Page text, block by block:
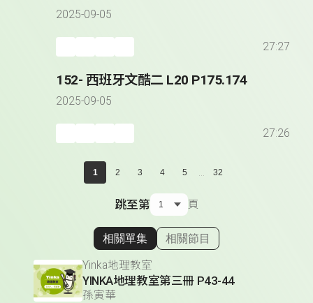
2025-09-05
27:27
152- 西班牙文酷二 L20 P175.174
2025-09-05
27:26
1 2 3 4 5 ... 32
跳至第 頁
顯示相關單集
相關單集 相關節目
Yinka地理教室
YINKA地理教室第三冊 P43-44
孫寅華